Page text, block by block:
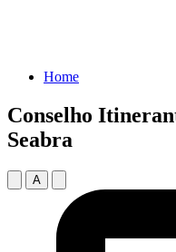
Home
Conselho
Seabra
A